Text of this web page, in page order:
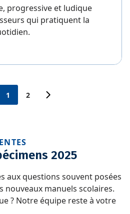
progressive et ludique
qui pratiquent la
1 2
2025
aux questions souvent posées
nouveaux manuels scolaires.
? Notre équipe reste à votre